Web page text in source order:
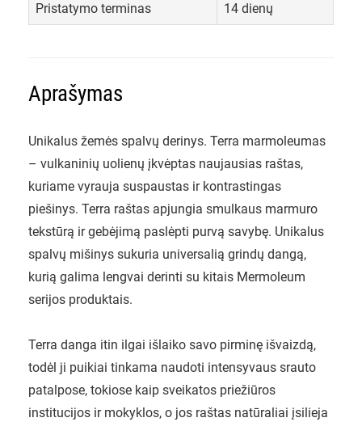
Pristatymo terminas 14 dienų
Aprašymas
Unikalus žemės spalvų derinys. Terra marmoleumas
– vulkaninių uolienų įkvėptas naujausias raštas,
kuriame vyrauja suspaustas ir kontrastingas
piešinys. Terra raštas apjungia smulkaus marmuro
tekstūrą ir gebėjimą paslėpti purvą savybę. Unikalus
spalvų mišinys sukuria universalią grindų dangą,
kurią galima lengvai derinti su kitais Mermoleum
serijos produktais.
Terra danga itin ilgai išlaiko savo pirminę išvaizdą,
todėl ji puikiai tinkama naudoti intensyvaus srauto
patalpose, tokiose kaip sveikatos priežiūros
institucijos ir mokyklos, o jos raštas natūraliai įsilieja